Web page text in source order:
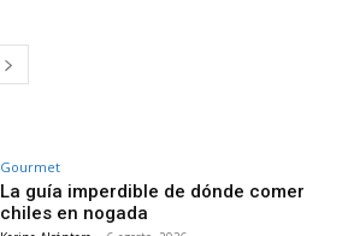
Gourmet
La guía imperdible de dónde comer
chiles en nogada